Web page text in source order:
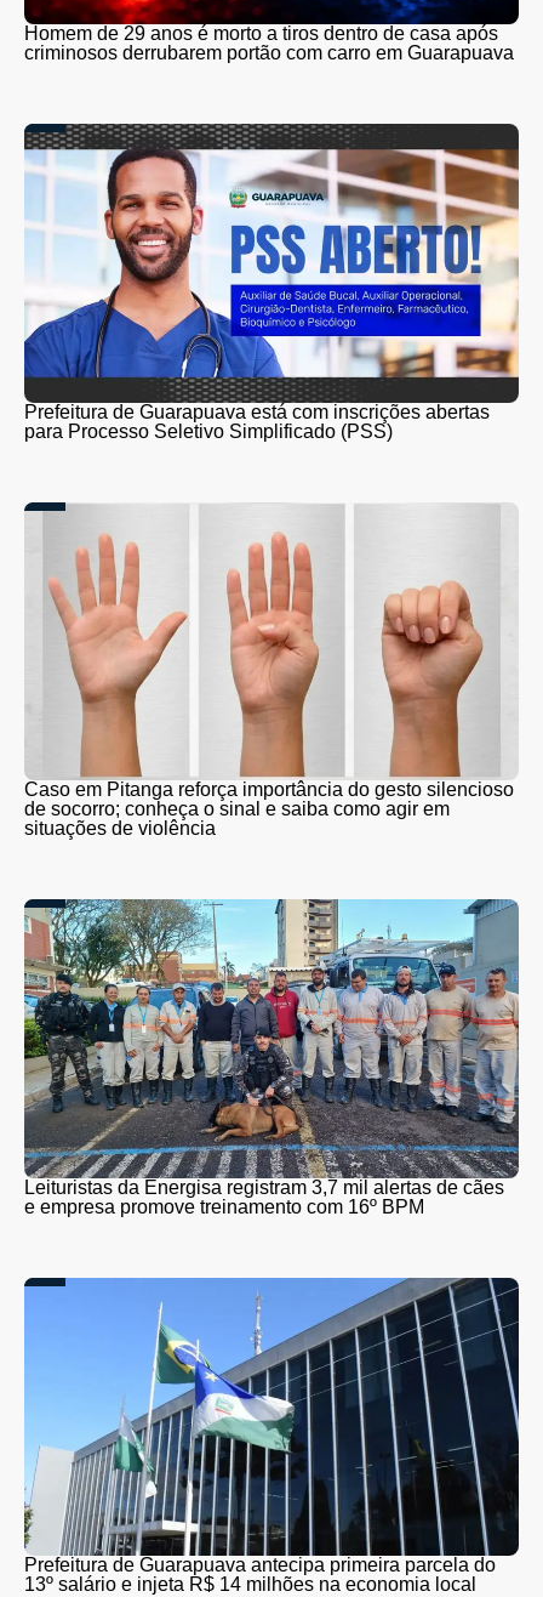
Homem de 29 anos é morto a tiros dentro de casa após
criminosos derrubarem portão com carro em Guarapuava
Prefeitura de Guarapuava está com inscrições abertas
para Processo Seletivo Simplificado (PSS)
Caso em Pitanga reforça importância do gesto silencioso
de socorro; conheça o sinal e saiba como agir em
situações de violência
Leituristas da Energisa registram 3,7 mil alertas de cães
e empresa promove treinamento com 16º BPM
Prefeitura de Guarapuava antecipa primeira parcela do
13º salário e injeta R$ 14 milhões na economia local